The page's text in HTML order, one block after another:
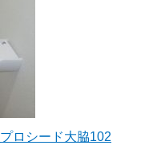
プロシード大脇102